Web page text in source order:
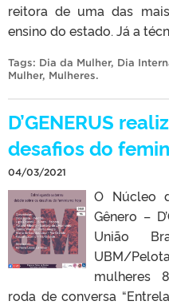
reitora de uma das
ensino do estado. Já a
Tags: Dia da Mulher, Dia
Mulher, Mulheres.
D’GENERUS
desafios do
04/03/2021
O Núcleo
Gênero –
União
UBM/
mulheres
roda de conversa